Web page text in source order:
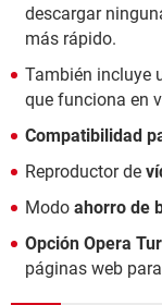
descargar
más rápido.
También incluye
que funciona en
Compatibilidad
Reproductor de
Modo ahorro de
Opción Opera
páginas web